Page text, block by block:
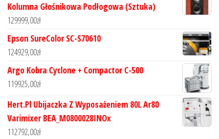
Kolumna Głośnikowa Podłogowa (Sztuka)
129999,00zł
Epson SureColor SC-S70610
124929,00zł
Argo Kobra Cyclone + Compactor C-500
119925,00zł
Hert.Pl Ubijaczka Z Wyposażeniem 80L Ar80
Varimixer BEA_M0800028INOx
112792,00zł